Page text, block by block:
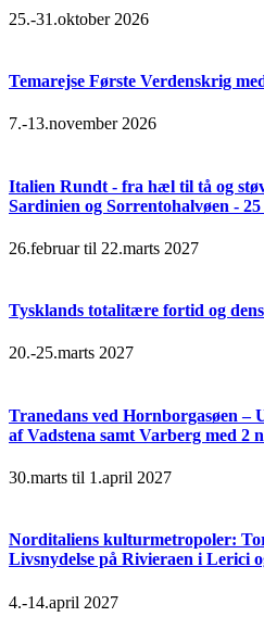
25.-31.oktober 2026
Temarejse Første Verdenskrig
7.-13.november 2026
Italien Rundt - fra hæl til tå og
Sardinien og Sorrentohalvøen -
26.februar til 22.marts 2027
Tysklands totalitære fortid og
20.-25.marts 2027
Tranedans ved Hornborgasøen
af Vadstena samt Varberg med 2
30.marts til 1.april 2027
Norditaliens kulturmetropoler:
Livsnydelse på Rivieraen i Lerici
4.-14.april 2027